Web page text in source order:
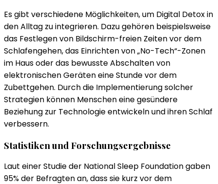
Es gibt verschiedene Möglichkeiten, um Digital Detox in
den Alltag zu integrieren. Dazu gehören beispielsweise
das Festlegen von Bildschirm-freien Zeiten vor dem
Schlafengehen, das Einrichten von „No-Tech“-Zonen
im Haus oder das bewusste Abschalten von
elektronischen Geräten eine Stunde vor dem
Zubettgehen. Durch die Implementierung solcher
Strategien können Menschen eine gesündere
Beziehung zur Technologie entwickeln und ihren Schlaf
verbessern.
Statistiken und Forschungsergebnisse
Laut einer Studie der National Sleep Foundation gaben
95% der Befragten an, dass sie kurz vor dem